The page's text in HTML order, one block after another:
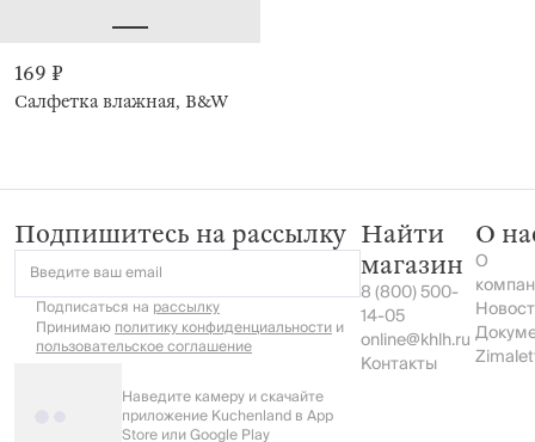
169 ₽
Салфетка влажная, B&W
Подпишитесь на рассылку
Введите ваш email
Подписаться на рассылку
Принимаюполитику конфиденциальностии
пользовательское соглашение
Наведите камеру и скачайте
приложение Kuchenland в App
Store или Google Play
Найти
магазин
8 (800) 500-
14-05
online@khlh.ru
Контакты
О
О